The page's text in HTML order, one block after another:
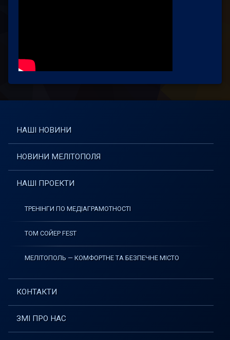
НАШІ НОВИНИ
НОВИНИ МЕЛІТОПОЛЯ
НАШІ ПРОЕКТИ
ТРЕНІНГИ ПО МЕДІАГРАМОТНОСТІ
ТОМ СОЙЕР FEST
МЕЛІТОПОЛЬ — КОМФОРТНЕ ТА БЕЗПЕЧНЕ МІСТО
КОНТАКТИ
ЗМІ ПРО НАС